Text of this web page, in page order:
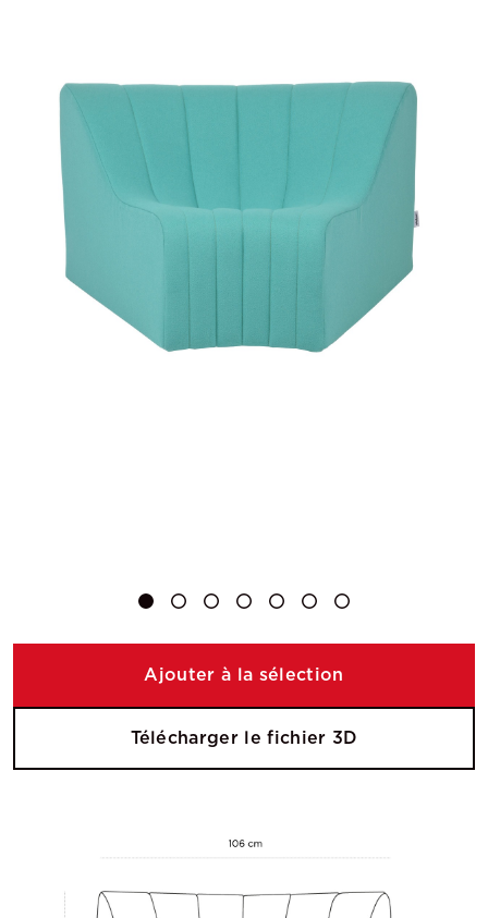
Ajouter à la sélection
Télécharger le fichier 3D